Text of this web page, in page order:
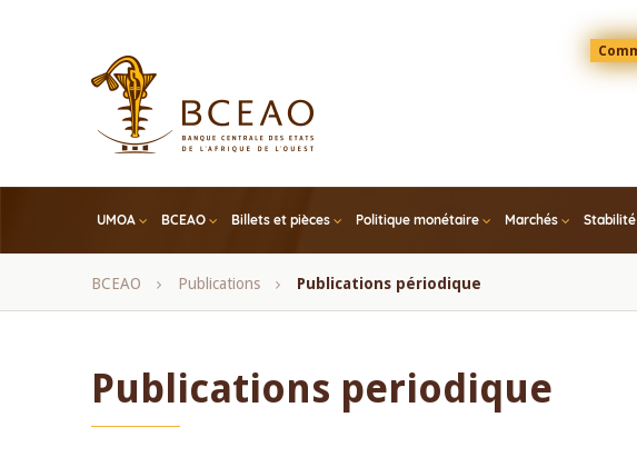
Menu
Top
UMOA BCEAO Billets et pièces Politique monétaire Marchés
Fil
BCEAO Publications Publications périodique
Publications periodique